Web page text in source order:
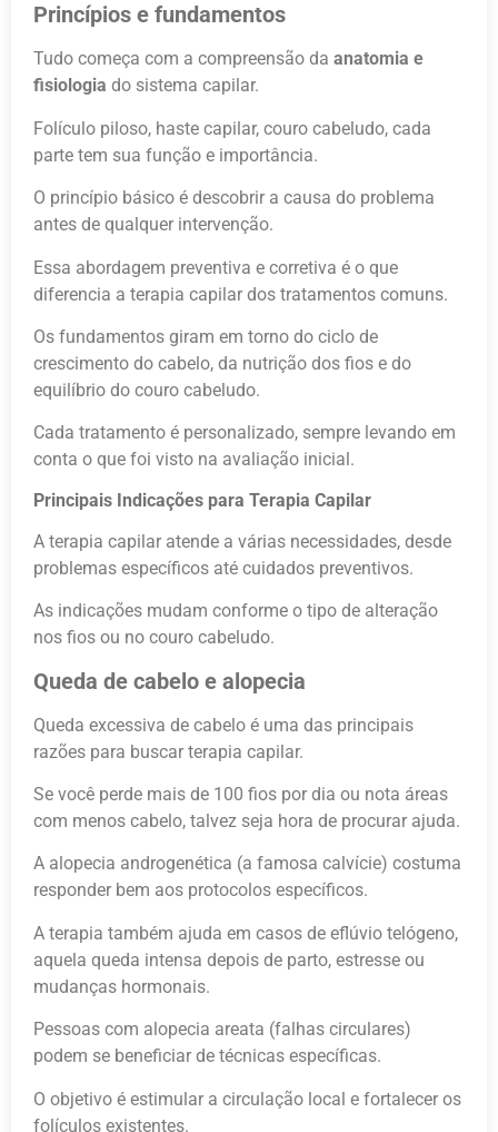
Princípios e fundamentos
Tudo começa com a compreensão da anatomia e
fisiologia do sistema capilar.
Folículo piloso, haste capilar, couro cabeludo, cada
parte tem sua função e importância.
O princípio básico é descobrir a causa do problema
antes de qualquer intervenção.
Essa abordagem preventiva e corretiva é o que
diferencia a terapia capilar dos tratamentos comuns.
Os fundamentos giram em torno do ciclo de
crescimento do cabelo, da nutrição dos fios e do
equilíbrio do couro cabeludo.
Cada tratamento é personalizado, sempre levando em
conta o que foi visto na avaliação inicial.
Principais Indicações para Terapia Capilar
A terapia capilar atende a várias necessidades, desde
problemas específicos até cuidados preventivos.
As indicações mudam conforme o tipo de alteração
nos fios ou no couro cabeludo.
Queda de cabelo e alopecia
Queda excessiva de cabelo é uma das principais
razões para buscar terapia capilar.
Se você perde mais de 100 fios por dia ou nota áreas
com menos cabelo, talvez seja hora de procurar ajuda.
A alopecia androgenética (a famosa calvície) costuma
responder bem aos protocolos específicos.
A terapia também ajuda em casos de eflúvio telógeno,
aquela queda intensa depois de parto, estresse ou
mudanças hormonais.
Pessoas com alopecia areata (falhas circulares)
podem se beneficiar de técnicas específicas.
O objetivo é estimular a circulação local e fortalecer os
folículos existentes.